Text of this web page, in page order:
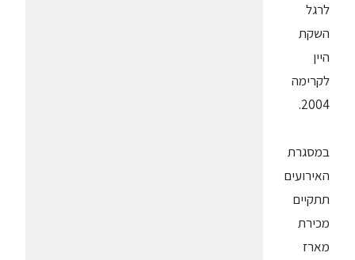
לרגל
השקת
היין
לקרימה
2004.
במסגרת
האירועים
תתקיים
מכירת
מארז